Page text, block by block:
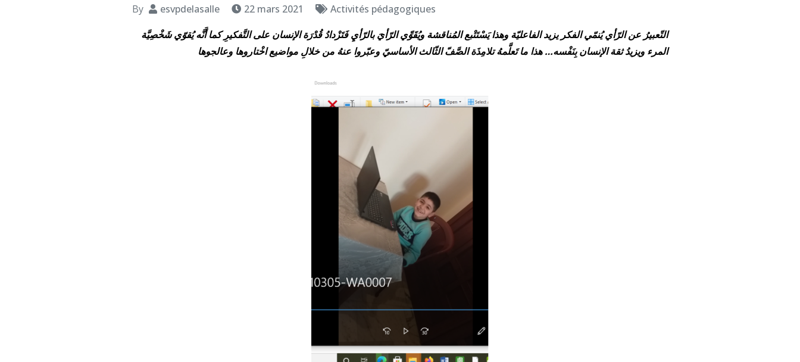
By esvpdelasalle 22 mars 2021
Activités pédagogiques
التّعبيرُ عن الرّأي يُنمّي الفكر يزيد الفاعليّة وهذا يَسْتَتْبع المُناقشة ويُقَوِّي الرّأيَ بالرّأيِ فَتَزْدادُ قُدْرَة الإنسان على التَّفكيرِ كما أَنَّه يُقوّي شَخْصِيَّة
المرء ويزيدُ ثقة الإنسان بِنَفْسه… هذا ما تَعلَّمهُ تلامِذَة الصَّفّ الثّالث الأساسيّ وعبّروا عنهُ من خلالِ مواضيع اخْتاروها وعالجوها